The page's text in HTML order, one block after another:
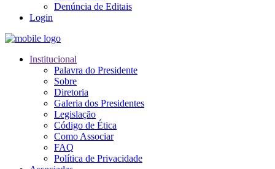
Denúncia de Editais
Login
Institucional
Palavra do Presidente
Sobre
Diretoria
Galeria dos Presidentes
Legislação
Código de Ética
Como Associar
FAQ
Política de Privacidade